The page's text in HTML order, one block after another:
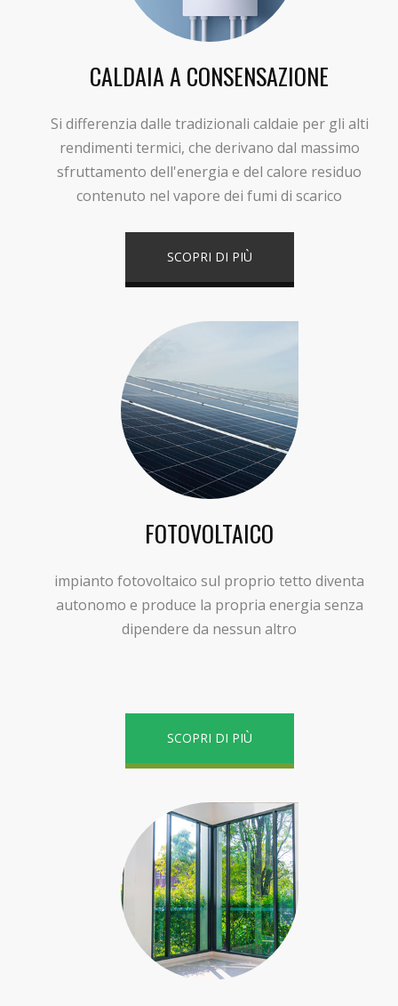
CALDAIA A CONSENSAZIONE
Si differenzia dalle tradizionali caldaie per gli alti
rendimenti termici, che derivano dal massimo
sfruttamento dell'energia e del calore residuo
contenuto nel vapore dei fumi di scarico
SCOPRI DI PIÙ
FOTOVOLTAICO
impianto fotovoltaico sul proprio tetto diventa
autonomo e produce la propria energia senza
dipendere da nessun altro
SCOPRI DI PIÙ